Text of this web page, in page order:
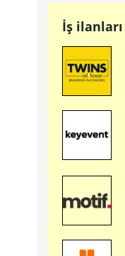
İş ilanları